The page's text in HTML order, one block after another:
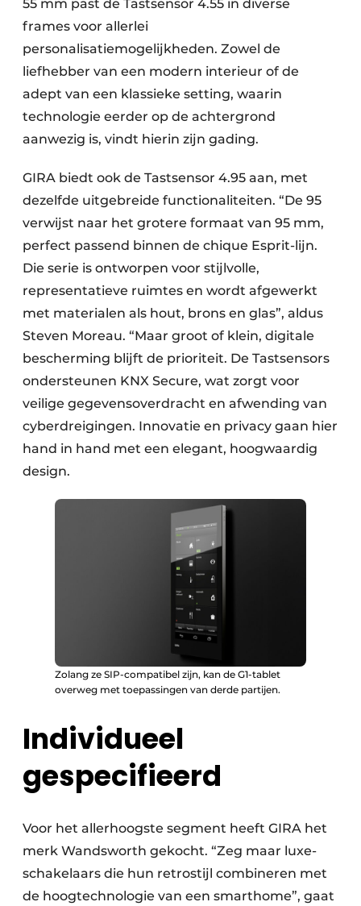
55 mm past de Tastsensor 4.55 in diverse
frames voor allerlei
personalisatiemogelijkheden. Zowel de
liefhebber van een modern interieur of de
adept van een klassieke setting, waarin
technologie eerder op de achtergrond
aanwezig is, vindt hierin zijn gading.
GIRA biedt ook de Tastsensor 4.95 aan, met
dezelfde uitgebreide functionaliteiten. “De 95
verwijst naar het grotere formaat van 95 mm,
perfect passend binnen de chique Esprit-lijn.
Die serie is ontworpen voor stijlvolle,
representatieve ruimtes en wordt afgewerkt
met materialen als hout, brons en glas”, aldus
Steven Moreau. “Maar groot of klein, digitale
bescherming blijft de prioriteit. De Tastsensors
ondersteunen KNX Secure, wat zorgt voor
veilige gegevensoverdracht en afwending van
cyberdreigingen. Innovatie en privacy gaan hier
hand in hand met een elegant, hoogwaardig
design.
Zolang ze SIP-compatibel zijn, kan de G1-tablet
overweg met toepassingen van derde partijen.
Individueel
gespecifieerd
Voor het allerhoogste segment heeft GIRA het
merk Wandsworth gekocht. “Zeg maar luxe­
schakelaars die hun retrostijl combineren met
de hoogtechnologie van een smarthome”, gaat